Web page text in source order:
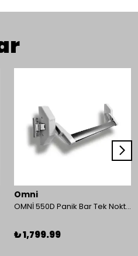
Omni
OMNİ 550D Panik Bar Tek Nokta Yüzey Tip
₺ 1,799.99